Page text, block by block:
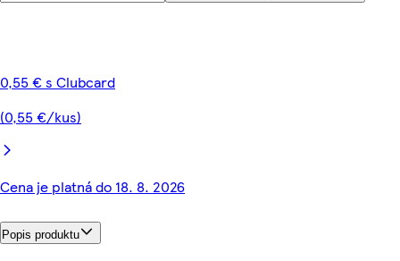
0,55 € s Clubcard
(0,55 €/kus)
Cena je platná do 18. 8. 2026
Popis produktu